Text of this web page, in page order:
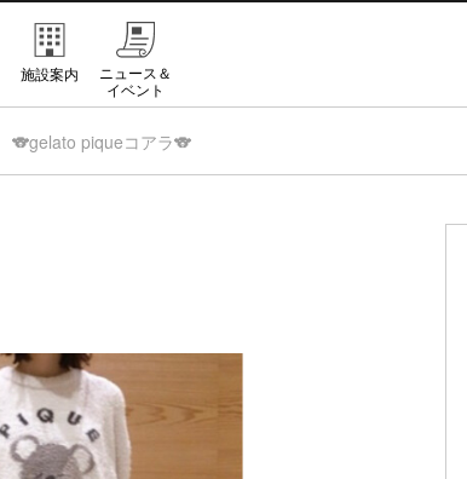
施設案内
ニュース＆
イベント
🐨gelato piqueコアラ🐨